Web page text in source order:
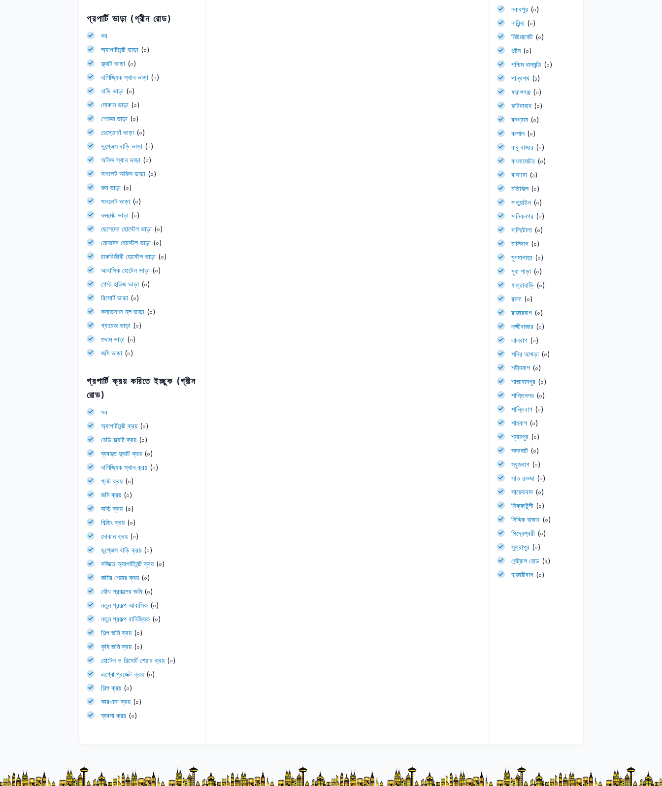
প্রপার্টি ভাড়া (গ্রীন রোড)
সব
অ্যাপার্টমেন্ট ভাড়া (০)
ফ্ল্যাট ভাড়া (০)
বাণিজ্যিক স্থান ভাড়া (০)
বাড়ি ভাড়া (০)
দোকান ভাড়া (০)
শোরুম ভাড়া (০)
রেস্তোরাঁ ভাড়া (০)
ডুপ্লেক্স বাড়ি ভাড়া (০)
অফিস স্থান ভাড়া (০)
সাবলেট অফিস ভাড়া (০)
রুম ভাড়া (০)
সাবলেট ভাড়া (০)
রুমমেট ভাড়া (০)
ছেলেদের হোস্টেল ভাড়া (০)
মেয়েদের হোস্টেল ভাড়া (০)
চাকরিজীবী হোস্টেল ভাড়া (০)
আবাসিক হোটেল ভাড়া (০)
গেস্ট হাউজ ভাড়া (০)
রিসোর্ট ভাড়া (০)
কনভেনশন হল ভাড়া (০)
গ্যারেজ ভাড়া (০)
গুদাম ভাড়া (০)
জমি ভাড়া (০)
প্রপার্টি ক্রয় করিতে ইচ্ছুক (গ্রীন
রোড)
সব
অ্যাপার্টমেন্ট ক্রয় (০)
রেডি ফ্ল্যাট ক্রয় (০)
ব্যবহৃত ফ্ল্যাট ক্রয় (০)
বাণিজ্যিক স্থান ক্রয় (০)
প্লট ক্রয় (০)
জমি ক্রয় (০)
বাড়ি ক্রয় (০)
বিল্ডিং ক্রয় (০)
দোকান ক্রয় (০)
ডুপ্লেক্স বাড়ি ক্রয় (০)
সজ্জিত অ্যাপার্টমেন্ট ক্রয় (০)
জমির শেয়ার ক্রয় (০)
যৌথ প্রকল্পের জমি (০)
নতুন প্রকল্প আবাসিক (০)
নতুন প্রকল্প বানিজ্যিক (০)
শিল্প জমি ক্রয় (০)
কৃষি জমি ক্রয় (০)
হোটেল ও রিসোর্ট শেয়ার ক্রয় (০)
এগ্ৰো প্রজেক্ট ক্রয় (০)
শিল্প ক্রয় (০)
কারখানা ক্রয় (০)
ব্যবসা ক্রয় (০)
নবাবপুর (০)
নারিন্দা (০)
নিউমার্কেট (০)
পল্টন (০)
পশ্চিম ধানমন্ডি (০)
পান্থপথ (১)
ফরাশগঞ্জ (০)
ফরিদাবাদ (০)
বনগ্রাম (০)
বংশাল (০)
বাবু বাজার (০)
বাংলামোটর (০)
বাসাবো (১)
মতিঝিল (০)
মাতুয়াইল (০)
মানিকনগর (০)
মালিটোলা (০)
মালিবাগ (০)
মুগদাপাড়া (০)
মৃধা পাড়া (০)
যাত্রাবাড়ি (০)
রমনা (০)
রাজারবাগ (০)
লক্ষ্মীবাজার (০)
লালবাগ (০)
শনির আখড়া (০)
শহীদবাগ (০)
শাজাহানপুর (০)
শান্তিনগর (০)
শান্তিবাগ (০)
শাহবাগ (০)
শ্যামপুর (০)
সদরঘাট (০)
সবুজবাগ (০)
সাত রওজা (০)
সায়েদাবাদ (০)
সিক্কাটুলী (০)
সিদ্দিক বাজার (০)
সিদ্ধেশ্বরী (০)
সুত্রাপুর (০)
সেন্ট্রাল রোড (২)
হাজারীবাগ (০)